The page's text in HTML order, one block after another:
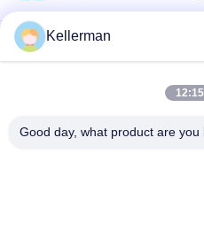
De Schok van de
luchtopschorting
Benz de Delen
Kellerman
Good day, what product are you